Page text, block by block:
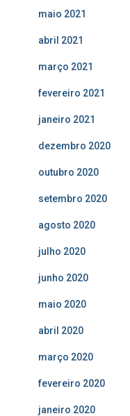
maio 2021
abril 2021
março 2021
fevereiro 2021
janeiro 2021
dezembro 2020
outubro 2020
setembro 2020
agosto 2020
julho 2020
junho 2020
maio 2020
abril 2020
março 2020
fevereiro 2020
janeiro 2020